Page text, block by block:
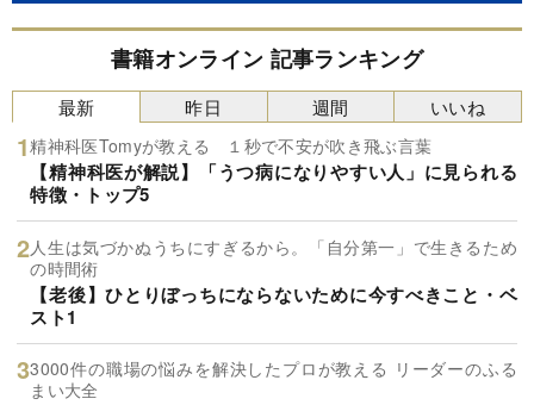
書籍オンライン 記事ランキング
最新
精神科医Tomyが教える １秒で不安が吹き飛ぶ言葉
【精神科医が解説】「うつ病になりやすい人」に見られる
特徴・トップ5
人生は気づかぬうちにすぎるから。「自分第一」で生きるため
の時間術
【老後】ひとりぼっちにならないために今すべきこと・ベ
スト1
3000件の職場の悩みを解決したプロが教える リーダーのふる
まい大全
昨日 週間 いいね